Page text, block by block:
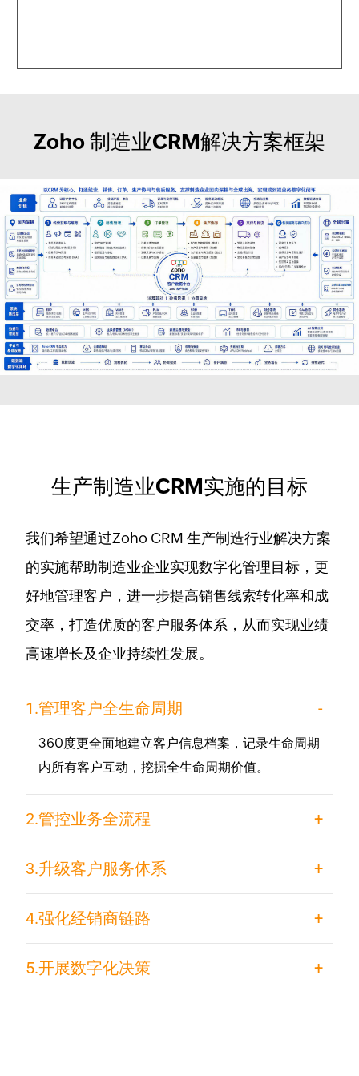
Zoho 制造业CRM解决方案框架
生产制造业CRM实施的目标
我们希望通过Zoho CRM 生产制造行业解决方案
的实施帮助制造业企业实现数字化管理目标，更
好地管理客户，进一步提高销售线索转化率和成
交率，打造优质的客户服务体系，从而实现业绩
高速增长及企业持续性发展。
1.管理客户全生命周期 -
360度更全面地建立客户信息档案，记录生命周期
内所有客户互动，挖掘全生命周期价值。
2.管控业务全流程 +
3.升级客户服务体系 +
4.强化经销商链路 +
5.开展数字化决策 +